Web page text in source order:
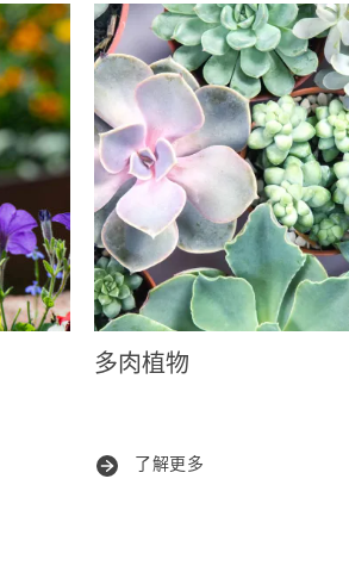
多肉植物
了解更多